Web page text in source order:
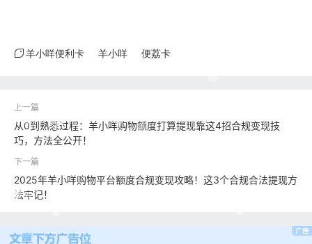
羊小咩便利卡 羊小咩 便荔卡
从0到熟悉过程：羊小咩购物额度打算提现靠这4招合规变现技
巧，方法全公开！
2025年羊小咩购物平台额度合规变现攻略！这3个合规合法提现方
法牢记！